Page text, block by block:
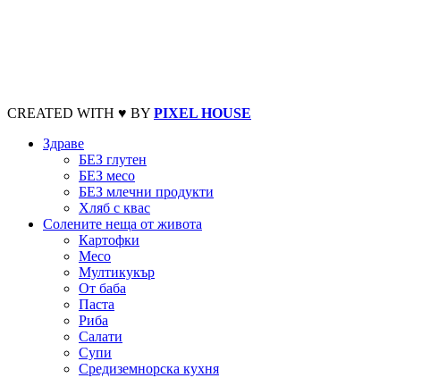
CREATED WITH ♥ BY PIXEL HOUSE
Здраве
БЕЗ глутен
БЕЗ месо
БЕЗ млечни продукти
Хляб с квас
Солените неща от живота
Картофки
Месо
Мултикукър
От баба
Паста
Риба
Салати
Супи
Средиземнорска кухня